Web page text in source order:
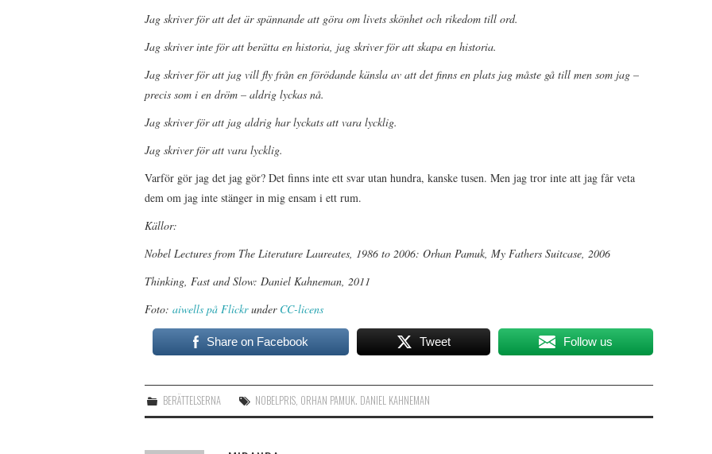
Jag skriver för att det är spännande att göra om livets skönhet och rikedom till ord.
Jag skriver inte för att berätta en historia, jag skriver för att skapa en historia.
Jag skriver för att jag vill fly från en förödande känsla av att det finns en plats jag måste gå till men som jag –
precis som i en dröm – aldrig lyckas nå.
Jag skriver för att jag aldrig har lyckats att vara lycklig.
Jag skriver för att vara lycklig.
Varför gör jag det jag gör? Det finns inte ett svar utan hundra, kanske tusen. Men jag tror inte att jag får veta
dem om jag inte stänger in mig ensam i ett rum.
Källor:
Nobel Lectures from The Literature Laureates, 1986 to 2006: Orhan Pamuk, My Fathers Suitcase, 2006
Thinking, Fast and Slow: Daniel Kahneman, 2011
Foto: aiwells på Flickrunder CC-licens
Share on Facebook Tweet Follow us
BERÄTTELSERNA NOBELPRIS ORHAN PAMUK. DANIEL KAHNEMAN